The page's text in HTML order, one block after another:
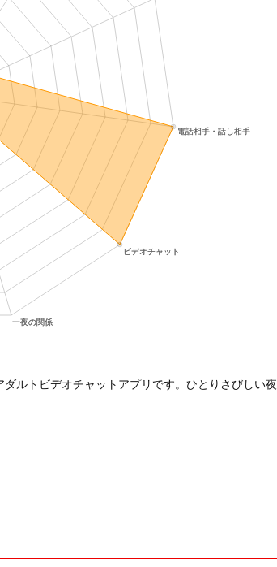
ルトビデオチャットアプリです。ひとりさびしい夜